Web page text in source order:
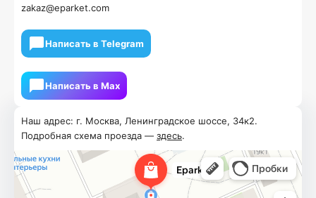
Наш адрес: г. Москва, Ленинградское шоссе, 34к2.
Подробная схема проезда — здесь.
zakaz@eparket.com
Написать в Telegram
Написать в Мах